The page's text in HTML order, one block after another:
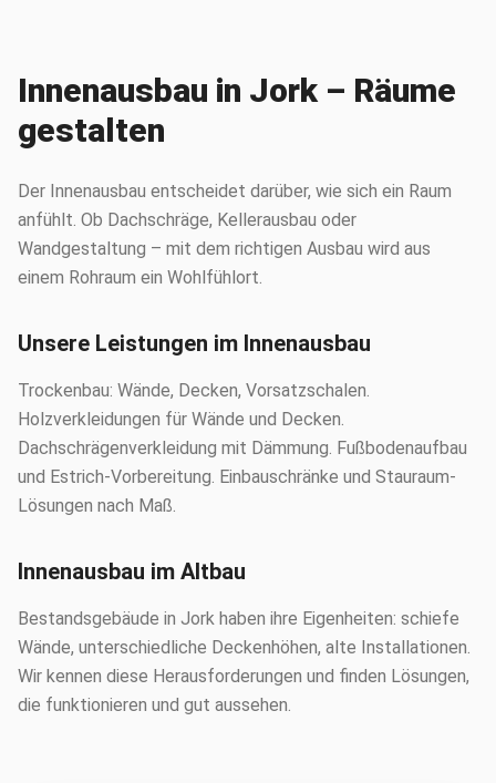
Innenausbau in Jork – Räume
gestalten
Der Innenausbau entscheidet darüber, wie sich ein Raum
anfühlt. Ob Dachschräge, Kellerausbau oder
Wandgestaltung – mit dem richtigen Ausbau wird aus
einem Rohraum ein Wohlfühlort.
Unsere Leistungen im Innenausbau
Trockenbau: Wände, Decken, Vorsatzschalen.
Holzverkleidungen für Wände und Decken.
Dachschrägenverkleidung mit Dämmung. Fußbodenaufbau
und Estrich-Vorbereitung. Einbauschränke und Stauraum-
Lösungen nach Maß.
Innenausbau im Altbau
Bestandsgebäude in Jork haben ihre Eigenheiten: schiefe
Wände, unterschiedliche Deckenhöhen, alte Installationen.
Wir kennen diese Herausforderungen und finden Lösungen,
die funktionieren und gut aussehen.